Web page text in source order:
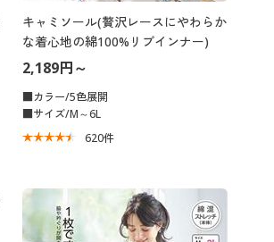
キャミソール(贅沢レースにやわらか
な着心地の綿100%リブインナー)
2,189円～
■カラー/5色展開
■サイズ/M～6L
620件